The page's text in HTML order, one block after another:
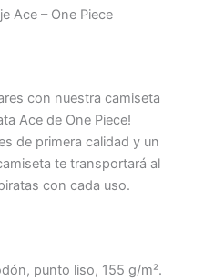
Ace – One Piece
con nuestra camiseta
Ace de One Piece!
de primera calidad y un
te transportará al
con cada uso.
punto liso, 155 g/m².